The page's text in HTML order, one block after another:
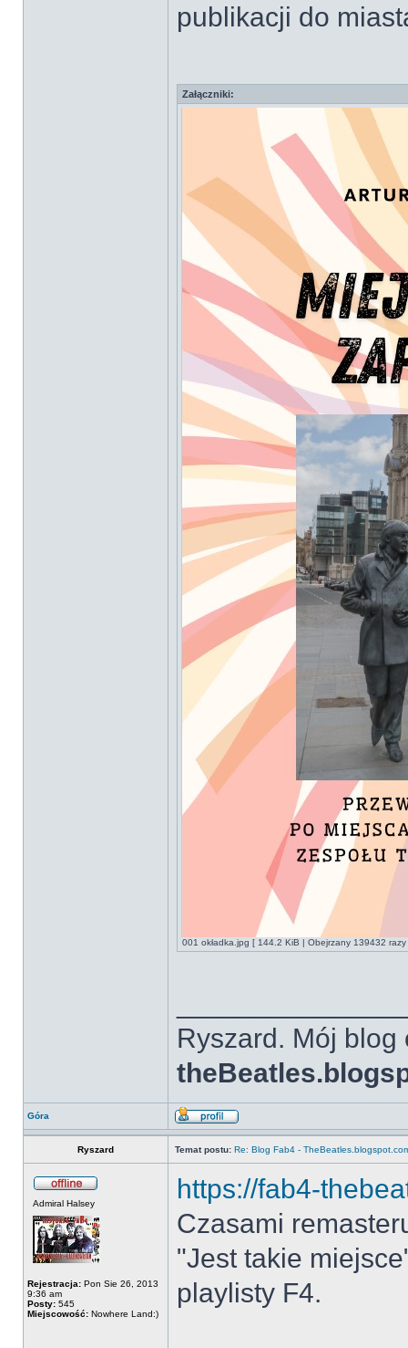
publikacji do
Załączniki:
001 okładka.jpg [ 144.2 KiB | Obejrzany 139432 razy
Ryszard. Mój
Góra
Ryszard Temat postu: Re: Blog Fab4 -
Admiral Halsey
Rejestracja: Pon Sie 26, 2013
9:36 am
Posty: 545
Miejscowość: Nowhere Land:)
https://fab4-
Czasami
"Jest takie
playlisty F4.